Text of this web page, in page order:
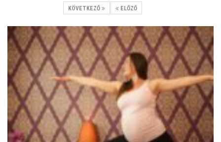
KÖVETKEZŐ ELŐZŐ